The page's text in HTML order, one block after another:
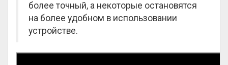
более точный, а некоторые остановятся
на более удобном в использовании
устройстве.